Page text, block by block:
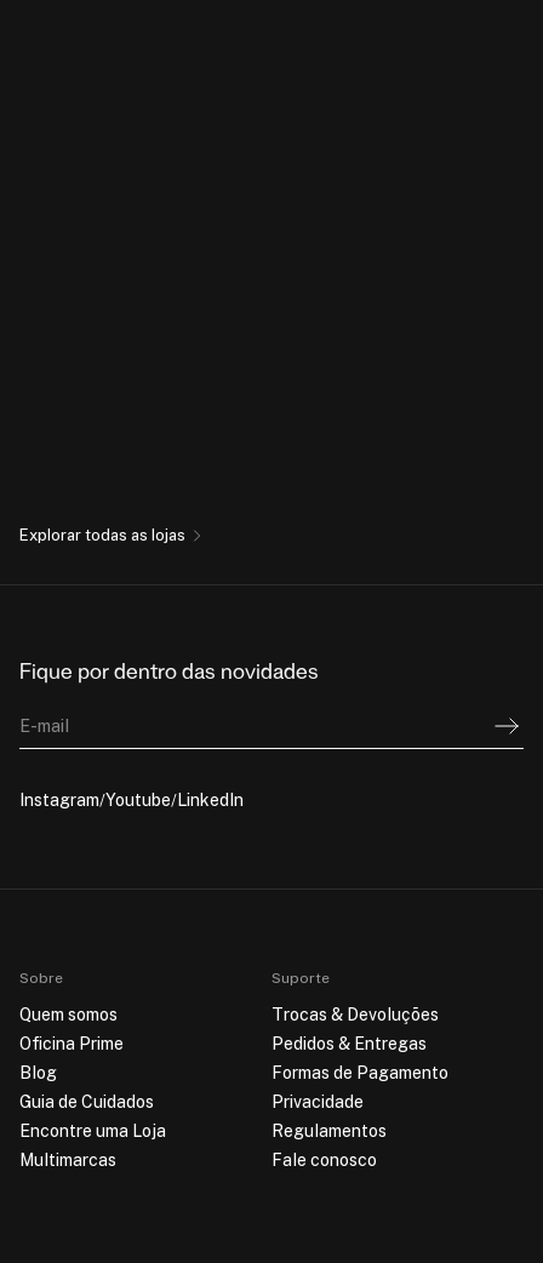
Explorar todas as lojas
Fique por dentro das novidades
E-mail
Instagram Youtube LinkedIn
Sobre
Quem somos
Oficina Prime
Blog
Guia de Cuidados
Encontre uma Loja
Multimarcas
Suporte
Trocas & Devoluções
Pedidos & Entregas
Formas de Pagamento
Privacidade
Regulamentos
Fale conosco